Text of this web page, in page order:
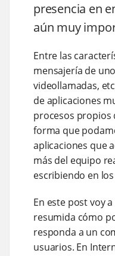
presencia en
aún muy
Entre las
mensajería de
videollamadas,
de aplicaciones
procesos propios
forma que
aplicaciones que
más del equipo
escribiendo en
En este post voy
resumida cómo
responda a un
usuarios. En